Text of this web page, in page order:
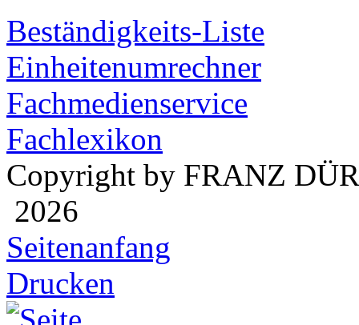
Beständigkeits-Liste
Einheitenumrechner
Fachmedienservice
Fachlexikon
Copyright by FRANZ
2026
Seitenanfang
Drucken